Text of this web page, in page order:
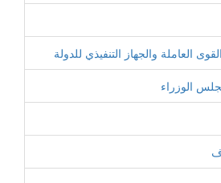
العاملة والجهاز التنفيذي للدولة
الوزراء